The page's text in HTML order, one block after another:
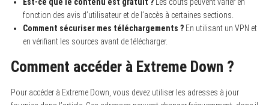
fonction des avis d’utilisateur et de l’accès à certaines sections.
Comment sécuriser mes téléchargements ?En utilisant un VPN et
en vérifiant les sources avant de télécharger.
Comment accéder à Extreme Down ?
Pour accéder à Extreme Down, vous devez utiliser les adresses à jour